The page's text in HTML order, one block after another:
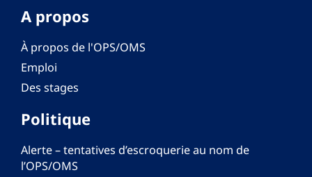
A propos
À propos de l'OPS/OMS
Emploi
Des stages
Politique
Alerte – tentatives d’escroquerie au nom de
l’OPS/OMS